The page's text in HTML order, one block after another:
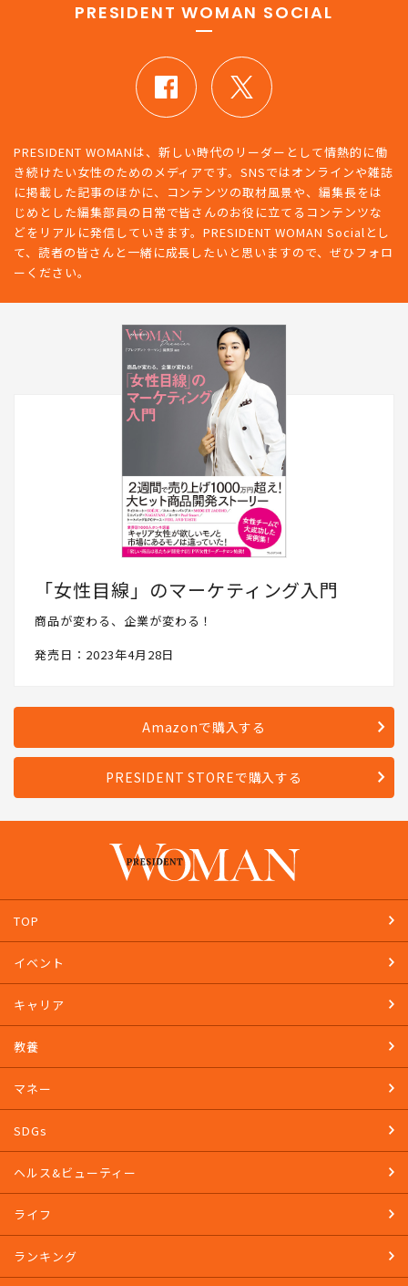
PRESIDENT WOMAN SOCIAL
PRESIDENT WOMANは、新しい時代のリーダーとして情熱的に働
き続けたい女性のためのメディアです。SNSではオンラインや雑誌
に掲載した記事のほかに、コンテンツの取材風景や、編集長をは
じめとした編集部員の日常で皆さんのお役に立てるコンテンツな
どをリアルに発信していきます。PRESIDENT WOMAN Socialとし
て、読者の皆さんと一緒に成長したいと思いますので、ぜひフォロ
ーください。
「女性目線」のマーケティング入門
商品が変わる、企業が変わる！
発売日：2023年4月28日
Amazonで購入する
PRESIDENT STOREで購入する
TOP
イベント
キャリア
教養
マネー
SDGs
ヘルス&ビューティー
ライフ
ランキング